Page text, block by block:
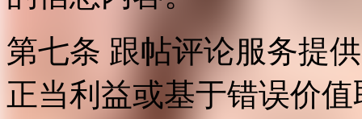
第七条 跟帖评论服务提
正当利益或基于错误价